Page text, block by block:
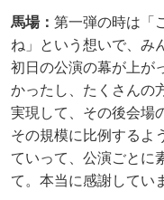
馬場： 第一弾の時は「
ね」という想いで、み
初日の公演の幕が上が
かったし、たくさんの
実現して、その後会場
その規模に比例するよ
ていって、公演ごとに
て。本当に感謝してい